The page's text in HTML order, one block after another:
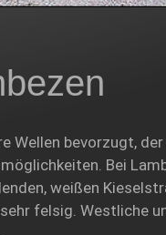
Wellen bevorzugt,
Bei
weißen
felsig. Westliche